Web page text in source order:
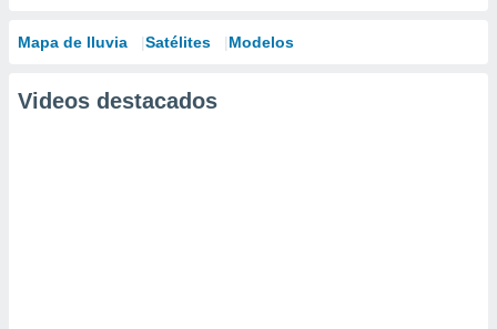
Mapa de lluvia Satélites Modelos
Videos destacados